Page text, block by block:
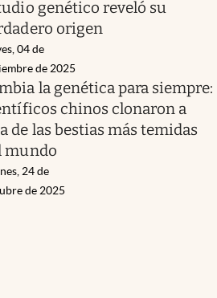
genético reveló su
origen
04 de
de 2025
la genética para siempre:
chinos clonaron a
de las bestias más temidas
mundo
24 de
de 2025